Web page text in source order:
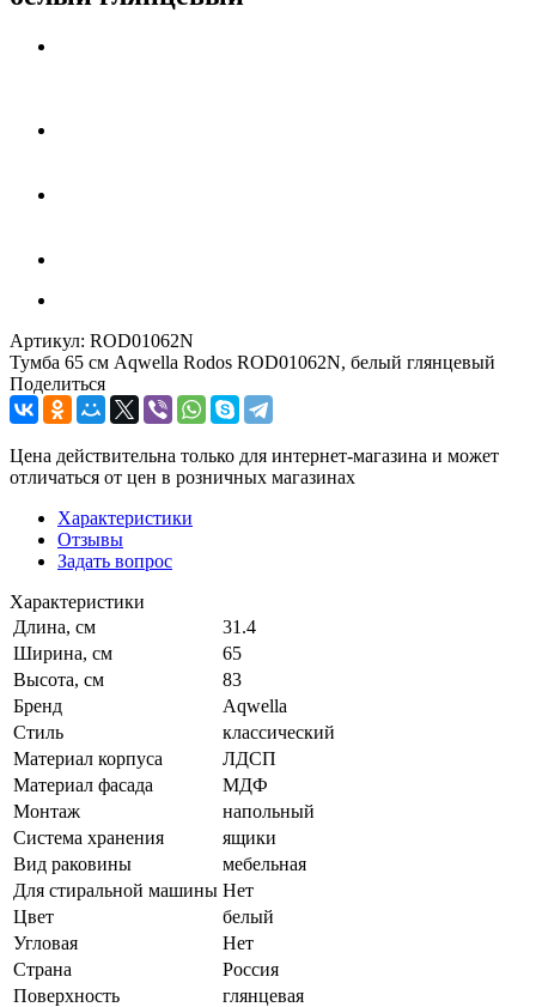
Артикул: ROD01062N
Тумба 65 см Aqwella Rodos ROD01062N, белый глянцевый
Поделиться
Цена действительна только для интернет-магазина и может
отличаться от цен в розничных магазинах
Характеристики
Отзывы
Задать вопрос
Характеристики
Длина, см
31.4
Ширина, см
65
Высота, см
83
Бренд
Aqwella
Стиль
классический
Материал корпуса
ЛДСП
Материал фасада
МДФ
Монтаж
напольный
Система хранения
ящики
Вид раковины
мебельная
Для стиральной машины Нет
Цвет
белый
Угловая
Нет
Страна
Россия
Поверхность
глянцевая